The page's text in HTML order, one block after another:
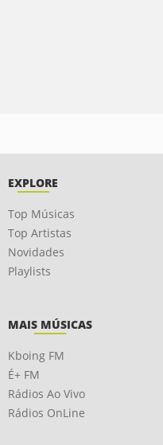
EXPLORE
Top Músicas
Top Artistas
Novidades
Playlists
MAIS MÚSICAS
Kboing FM
É+ FM
Rádios Ao Vivo
Rádios OnLine